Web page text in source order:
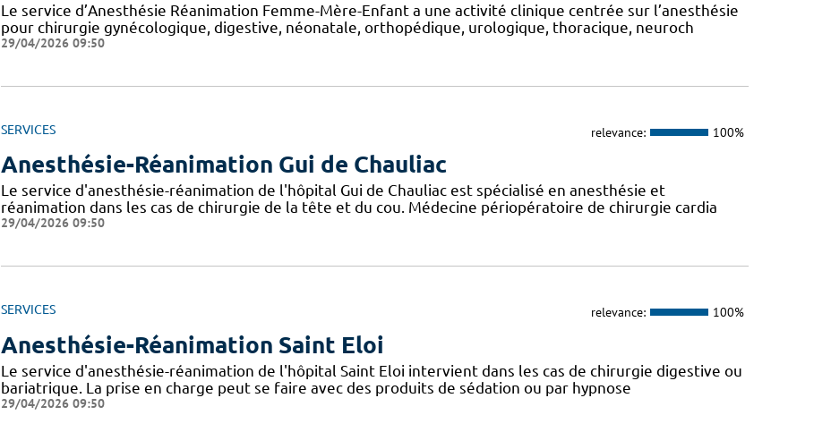
Le service d’Anesthésie Réanimation Femme-Mère-Enfant a une activité clinique centrée sur l’anesthésie
pour chirurgie gynécologique, digestive, néonatale, orthopédique, urologique, thoracique, neuroch
29/04/2026 09:50
SERVICES relevance: 100%
Anesthésie-Réanimation Gui de Chauliac
Le service d'anesthésie-réanimation de l'hôpital Gui de Chauliac est spécialisé en anesthésie et
réanimation dans les cas de chirurgie de la tête et du cou. Médecine périopératoire de chirurgie cardia
29/04/2026 09:50
SERVICES relevance: 100%
Anesthésie-Réanimation Saint Eloi
Le service d'anesthésie-réanimation de l'hôpital Saint Eloi intervient dans les cas de chirurgie digestive ou
bariatrique. La prise en charge peut se faire avec des produits de sédation ou par hypnose
29/04/2026 09:50